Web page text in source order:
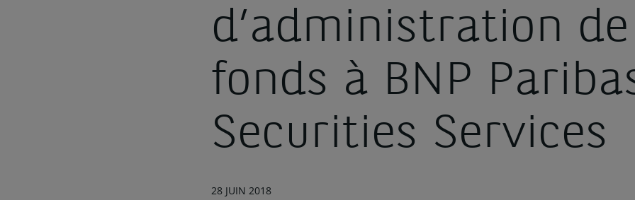
d’administration de
fonds à BNP
Securities Services
28 JUIN 2018